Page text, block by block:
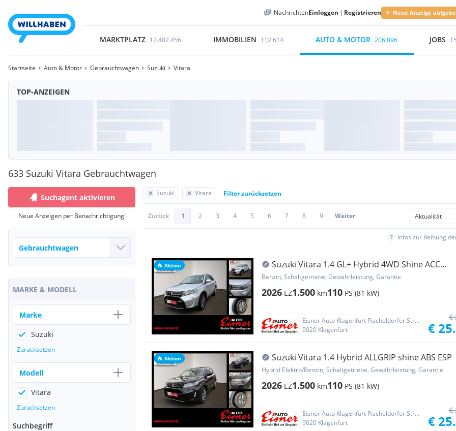
NachrichtenEinloggen | Registrieren Neue Anzeige
MARKTPLATZ 12.482.456 IMMOBILIEN 112.614 AUTO & MOTOR 206.096 JOBS
Startseite Auto & Motor Gebrauchtwagen Suzuki Vitara
TOP-ANZEIGEN
633 Suzuki Vitara Gebrauchtwagen
Suzuki Vitara Filter zurücksetzen
Zurück 1 2 3 4 5 6 7 8 9 Weiter
Infos zur Reihung
Aktion
Suzuki Vitara 1.4 GL+ Hybrid 4WD Shine ACC
LED
Benzin, Schaltgetriebe, Gewährleistung, Garantie
2026 EZ1.500 km110 PS (81 kW)
Eisner Auto Klagenfurt Pischeldorfer Straße
9020 Klagenfurt
€
€
Aktion Suzuki Vitara 1.4 Hybrid ALLGRIP shine ABS ESP
Hybrid Elektro/Benzin, Schaltgetriebe, Gewährleistung, Garantie
2026 EZ1.500 km110 PS (81 kW)
Eisner Auto Klagenfurt Pischeldorfer Straße
9020 Klagenfurt
€
€
Suchagent aktivieren
Neue Anzeigen per Benachrichtigung!
MARKE & MODELL
Marke
Suzuki
Zurücksetzen
Modell
Vitara
Zurücksetzen
Suchbegriff